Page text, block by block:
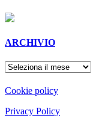
ARCHIVIO
ARCHIVIO
Cookie policy
Privacy Policy